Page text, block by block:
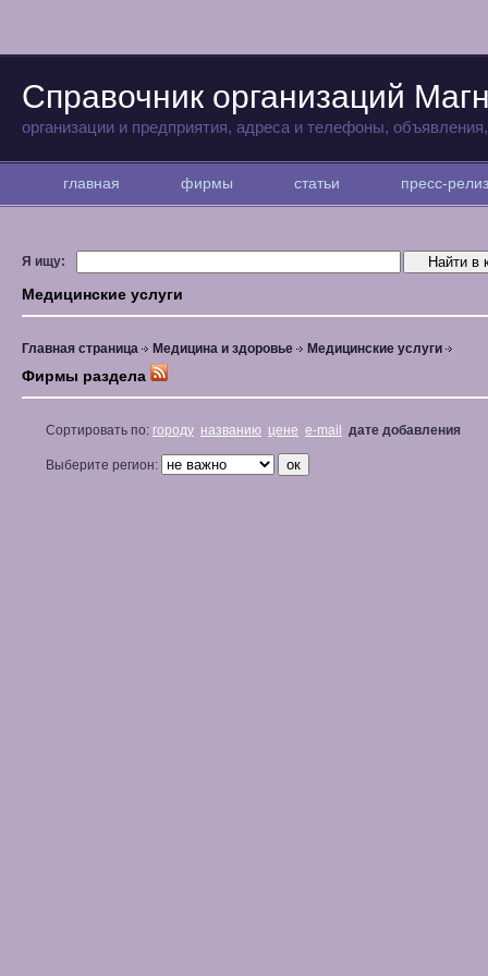
Справочник организаций
организации и предприятия, адреса и телефоны,
главная фирмы статьи пресс-
Я ищу:
Медицинские услуги
Главная страница Медицина и здоровье Медицинские услуги
Фирмы раздела
Сортировать по: городу названию цене e-mail дате добавления
Выберите регион: